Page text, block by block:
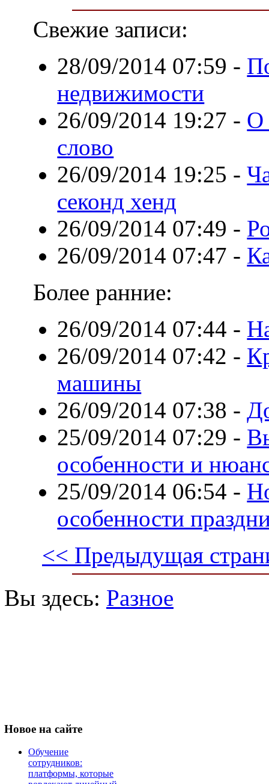
Свежие записи:
28/09/2014 07:59 -
недвижимости
26/09/2014 19:27 - О
слово
26/09/2014 19:25 -
секонд хенд
26/09/2014 07:49 -
26/09/2014 07:47 -
Более ранние:
26/09/2014 07:44 -
26/09/2014 07:42 -
машины
26/09/2014 07:38 -
25/09/2014 07:29 -
особенности и
25/09/2014 06:54 -
особенности
<< Предыдущая
Вы здесь: Разное
Новое на сайте
Обучение
сотрудников:
платформы, которые